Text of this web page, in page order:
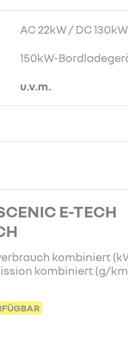
AC 22kW / DC
150kW-
u.v.m.
E-TECH
kombiniert
kombiniert (g/